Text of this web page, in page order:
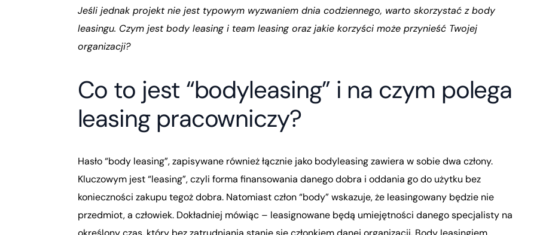
Jeśli jednak projekt nie jest typowym wyzwaniem dnia codziennego, warto skorzystać z body
leasingu. Czym jest body leasing i team leasing oraz jakie korzyści może przynieść Twojej
organizacji?
Co to jest “bodyleasing” i na czym polega
leasing pracowniczy?
Hasło “body leasing”, zapisywane również łącznie jako bodyleasing zawiera w sobie dwa człony.
Kluczowym jest “leasing”, czyli forma finansowania danego dobra i oddania go do użytku bez
konieczności zakupu tegoż dobra. Natomiast człon “body” wskazuje, że leasingowany będzie nie
przedmiot, a człowiek. Dokładniej mówiąc – leasignowane będą umiejętności danego specjalisty na